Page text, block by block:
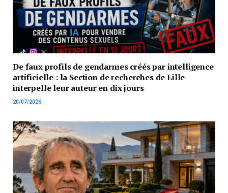
De faux profils de gendarmes créés par intelligence
artificielle : la Section de recherches de Lille
interpelle leur auteur en dix jours
20/07/2026